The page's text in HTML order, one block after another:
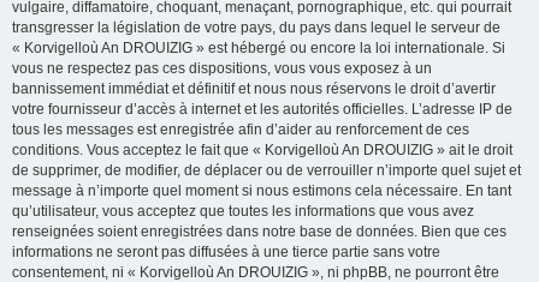
vulgaire, diffamatoire, choquant, menaçant, pornographique, etc. qui pourrait
transgresser la législation de votre pays, du pays dans lequel le serveur de
« Korvigelloù An DROUIZIG » est hébergé ou encore la loi internationale. Si
vous ne respectez pas ces dispositions, vous vous exposez à un
bannissement immédiat et définitif et nous nous réservons le droit d’avertir
votre fournisseur d’accès à internet et les autorités officielles. L’adresse IP de
tous les messages est enregistrée afin d’aider au renforcement de ces
conditions. Vous acceptez le fait que « Korvigelloù An DROUIZIG » ait le droit
de supprimer, de modifier, de déplacer ou de verrouiller n’importe quel sujet et
message à n’importe quel moment si nous estimons cela nécessaire. En tant
qu’utilisateur, vous acceptez que toutes les informations que vous avez
renseignées soient enregistrées dans notre base de données. Bien que ces
informations ne seront pas diffusées à une tierce partie sans votre
consentement, ni « Korvigelloù An DROUIZIG », ni phpBB, ne pourront être